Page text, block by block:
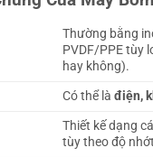
Thường bằng
PVDF/PPE tùy
hay không).
Có thể làđiện,
Thiết kế dạng
tùy theo độ